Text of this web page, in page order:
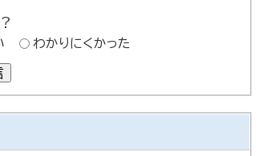
わかりにくかった